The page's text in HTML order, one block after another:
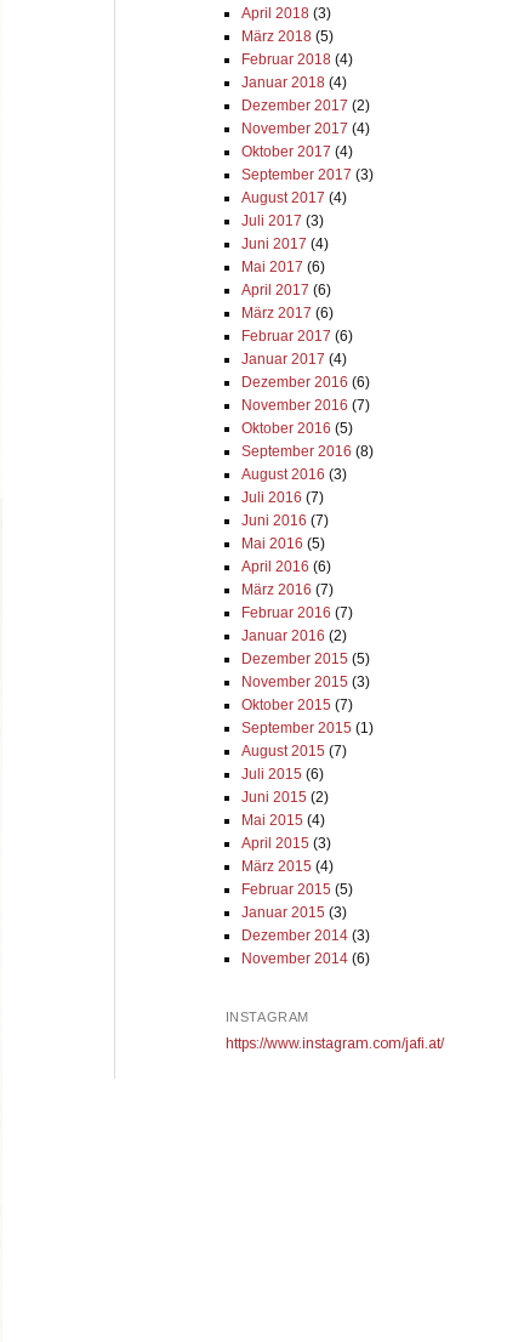
April 2018(3)
März 2018(5)
Februar 2018(4)
Januar 2018(4)
Dezember 2017 (2)
November 2017 (4)
Oktober 2017 (4)
September 2017 (3)
August 2017 (4)
Juli 2017 (3)
Juni 2017 (4)
Mai 2017 (6)
April 2017 (6)
März 2017 (6)
Februar 2017 (6)
Januar 2017 (4)
Dezember 2016 (6)
November 2016 (7)
Oktober 2016 (5)
September 2016 (8)
August 2016 (3)
Juli 2016 (7)
Juni 2016 (7)
Mai 2016 (5)
April 2016 (6)
März 2016 (7)
Februar 2016 (7)
Januar 2016 (2)
Dezember 2015 (5)
November 2015 (3)
Oktober 2015 (7)
September 2015 (1)
August 2015 (7)
Juli 2015 (6)
Juni 2015 (2)
Mai 2015 (4)
April 2015 (3)
März 2015 (4)
Februar 2015 (5)
Januar 2015 (3)
Dezember 2014(3)
November 2014(6)
INSTAGRAM
https://www.instagram.com/jafi.at/